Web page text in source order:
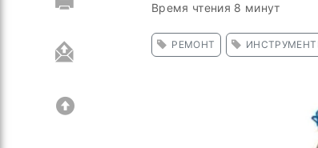
Время чтения 8 минут
РЕМОНТ